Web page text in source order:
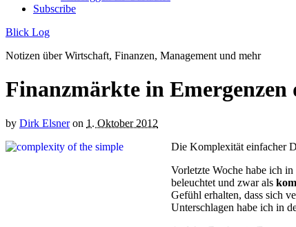
Subscribe
Blick Log
Notizen über Wirtschaft, Finanzen, Management und mehr
Finanzmärkte in
by Dirk Elsneron 1. Oktober 2012
Die Komplexität einfacher
Vorletzte Woche habe ich in
beleuchtet und zwar als
Gefühl erhalten, dass sich
Unterschlagen habe ich in